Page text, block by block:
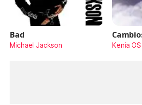
Bad
Michael Jackson Kenia OS